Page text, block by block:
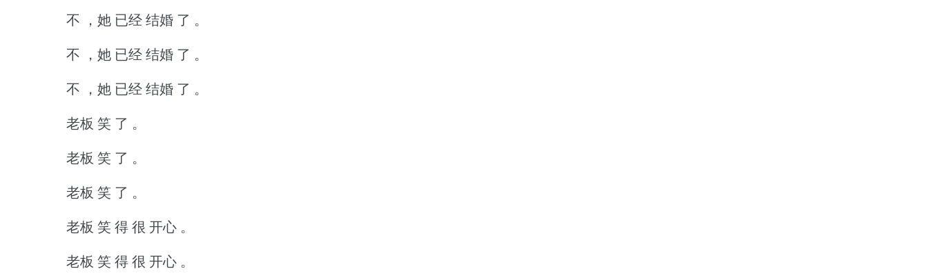
不 ，她 已经 结婚 了 。
不 ，她 已经 结婚 了 。
不 ，她 已经 结婚 了 。
老板 笑 了 。
老板 笑 了 。
老板 笑 了 。
老板 笑 得 很 开心 。
老板 笑 得 很 开心 。